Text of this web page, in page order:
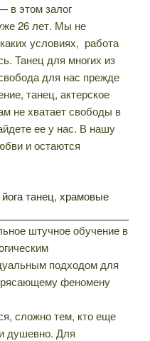
в этом залог
26 лет. Мы не
условиях, работа
Танец для многих из
для нас прежде
танец, актерское
не хватает свободы в
ее у нас. В нашу
и остаются
штучное обучение в
подходом для
феномену
сложно тем, кто еще
душевно. Для